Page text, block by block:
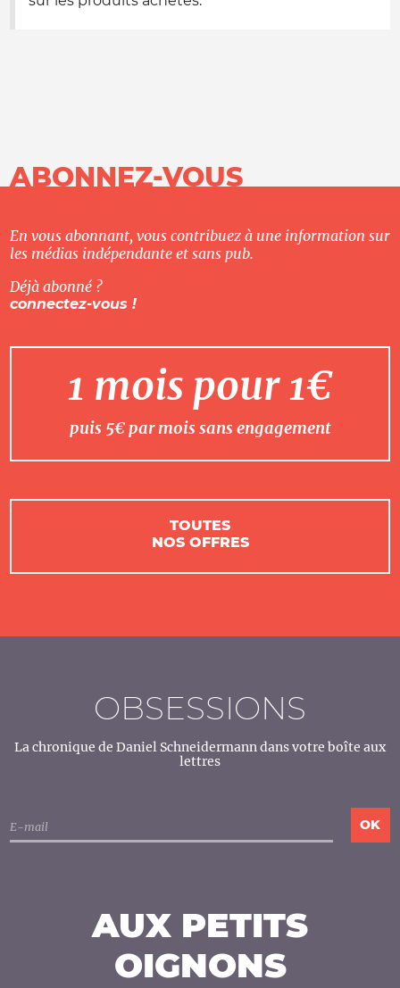
ABONNEZ-VOUS
En vous abonnant, vous contribuez à une information sur
les médias indépendante et sans pub.
Déjà abonné ?
connectez-vous !
1 mois pour 1€
puis 5€ par mois sans engagement
TOUTES
NOS OFFRES
OBSESSIONS
La chronique de Daniel Schneidermann dans votre boîte aux
lettres
AUX PETITS
OIGNONS